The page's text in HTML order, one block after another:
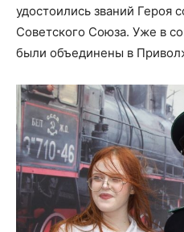
удостоились званий Героя
Советского Союза. Уже в
были объединены в